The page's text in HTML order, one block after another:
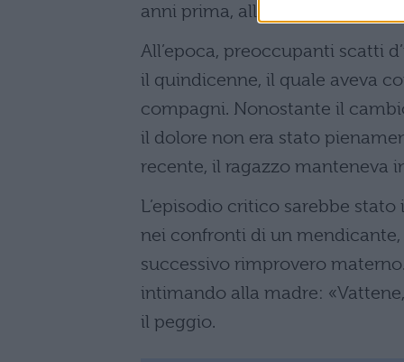
anni prima, all’inizio delle
All’epoca, preoccupanti scatti
il quindicenne, il quale aveva
compagni. Nonostante il
il dolore non era stato
recente, il ragazzo manteneva
L’episodio critico sarebbe
nei confronti di un
successivo rimprovero
intimando alla madre:
il peggio.